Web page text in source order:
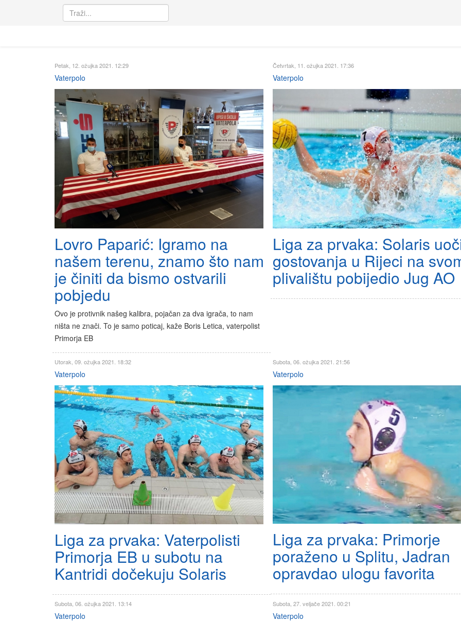
Petak, 12. ožujka 2021. 12:29
Vaterpolo
Lovro Paparić: Igramo na
našem terenu, znamo što nam
je činiti da bismo ostvarili
pobjedu
Ovo je protivnik našeg kalibra, pojačan za dva igrača, to nam
ništa ne znači. To je samo poticaj, kaže Boris Letica, vaterpolist
Primorja EB
Četvrtak, 11. ožujka 2021. 17:36
Vaterpolo
Liga za prvaka: Solaris
gostovanja u Rijeci na
plivalištu pobijedio Jug AO
Utorak, 09. ožujka 2021. 18:32
Vaterpolo
Liga za prvaka: Vaterpolisti
Primorja EB u subotu na
Kantridi dočekuju Solaris
Subota, 06. ožujka 2021. 21:56
Vaterpolo
Liga za prvaka: Primorje
poraženo u Splitu, Jadran
opravdao ulogu favorita
Subota, 06. ožujka 2021. 13:14
Vaterpolo
Subota, 27. veljače 2021. 00:21
Vaterpolo